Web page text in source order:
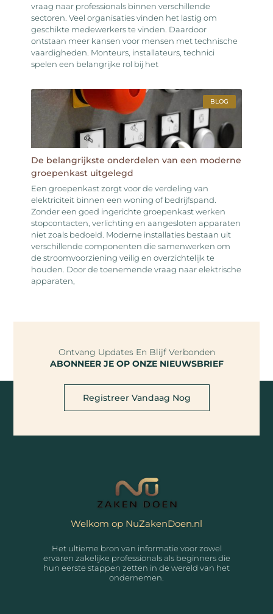
vraag naar professionals binnen verschillende
sectoren. Veel organisaties vinden het lastig om
geschikte medewerkers te vinden. Daardoor
ontstaan meer kansen voor mensen met technische
vaardigheden. Monteurs, installateurs, technici
spelen een belangrijke rol bij het
BLOG
De belangrijkste onderdelen van een moderne
groepenkast uitgelegd
Een groepenkast zorgt voor de verdeling van
elektriciteit binnen een woning of bedrijfspand.
Zonder een goed ingerichte groepenkast werken
stopcontacten, verlichting en aangesloten apparaten
niet zoals bedoeld. Moderne installaties bestaan uit
verschillende componenten die samenwerken om
de stroomvoorziening veilig en overzichtelijk te
houden. Door de toenemende vraag naar elektrische
apparaten,
Ontvang Updates En Blijf Verbonden
ABONNEER JE OP ONZE NIEUWSBRIEF
Registreer Vandaag Nog
Welkom op NuZakenDoen.nl
Het ultieme bron van informatie voor zowel
ervaren zakelijke professionals als beginners die
hun eerste stappen zetten in de wereld van het
ondernemen.